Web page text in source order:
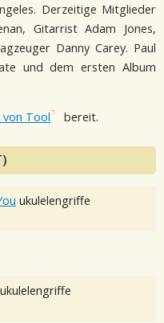
Derzeitige Mitglieder
Gitarrist Adam Jones,
Danny Carey. Paul
und dem ersten Album
von Tool bereit.
ukulelengriffe
ukulelengriffe